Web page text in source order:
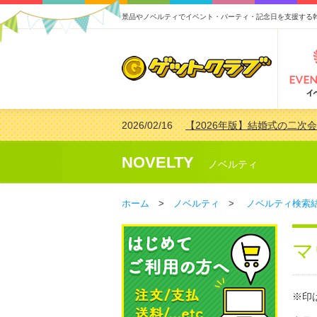
景品やノベルティでイベント・パーティ・記念日を支援する
2026/02/16【2026年版】結婚式の二次
2026/02/03【2026年版】ゴルフコンペ
2026/07/15【2026年版】ビンゴゲーム
2026/04/03 【2026年版】ゴルフコンペ
NOVELTY ノベルティ
ホーム > ノベルティ > ノベルティ検索
※印